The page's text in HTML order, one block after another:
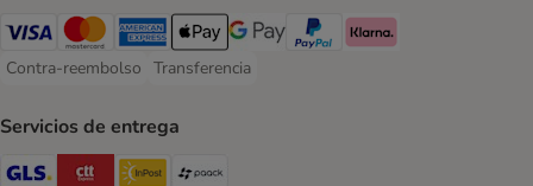
Visa Payment Method
Mastercard Payment Method
American Express Payment Method
Apple Pay Payment Method
Google Pay Payment Method
PayPal Payment Method
Klarna Payment Method
Contra-reembolso
Contra-reembolso Payment Method
Transferencia
Transferencia Payment Method
Servicios de entrega
GLS Shipping Method
CTTExpress Shipping Method
InPost Shipping Method